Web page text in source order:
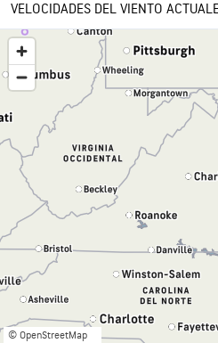
VELOCIDADES DEL VIENTO
© OpenStreetMap